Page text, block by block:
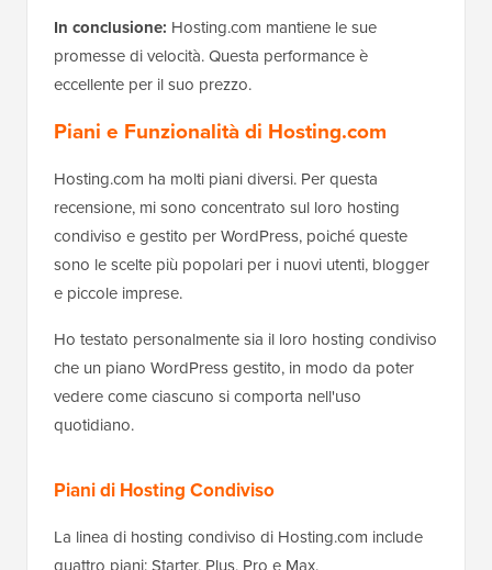
In conclusione: Hosting.com mantiene le sue
promesse di velocità. Questa performance è
eccellente per il suo prezzo.
Piani e Funzionalità di Hosting.com
Hosting.com ha molti piani diversi. Per questa
recensione, mi sono concentrato sul loro hosting
condiviso e gestito per WordPress, poiché queste
sono le scelte più popolari per i nuovi utenti, blogger
e piccole imprese.
Ho testato personalmente sia il loro hosting condiviso
che un piano WordPress gestito, in modo da poter
vedere come ciascuno si comporta nell'uso
quotidiano.
Piani di Hosting Condiviso
La linea di hosting condiviso di Hosting.com include